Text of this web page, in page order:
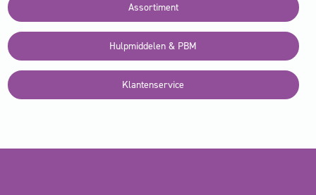
Assortiment
Hulpmiddelen & PBM
Klantenservice